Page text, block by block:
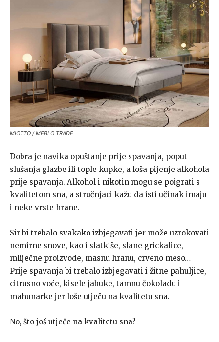
MIOTTO / MEBLO TRADE
Dobra je navika opuštanje prije spavanja, poput
slušanja glazbe ili tople kupke, a loša pijenje alkohola
prije spavanja. Alkohol i nikotin mogu se poigrati s
kvalitetom sna, a stručnjaci kažu da isti učinak imaju
i neke vrste hrane.
Sir bi trebalo svakako izbjegavati jer može uzrokovati
nemirne snove, kao i slatkiše, slane grickalice,
mliječne proizvode, masnu hranu, crveno meso…
Prije spavanja bi trebalo izbjegavati i žitne pahuljice,
citrusno voće, kisele jabuke, tamnu čokoladu i
mahunarke jer loše utječu na kvalitetu sna.
No, što još utječe na kvalitetu sna?